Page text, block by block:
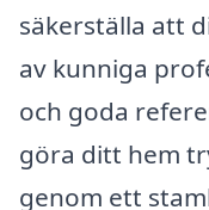
säkerställa att
av kunniga
och goda
göra ditt hem
genom ett